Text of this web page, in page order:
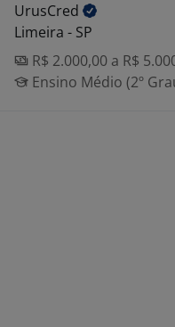
UrusCred
Limeira - SP
R$ 2.000,00 a R$
Ensino Médio (2º